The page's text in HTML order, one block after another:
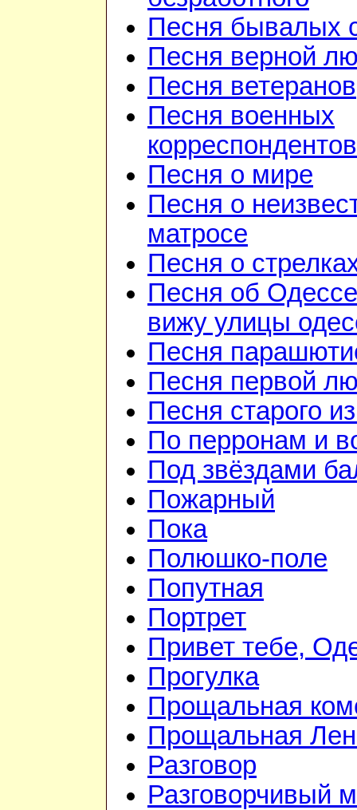
Песня бывалых
Песня верной
Песня ветеранов
Песня военных
корреспондентов
Песня о мире
Песня о
матросе
Песня о
Песня об
вижу улицы
Песня
Песня первой
Песня старого
По перронам и
Под звёздами
Пожарный
Пока
Полюшко-поле
Попутная
Портрет
Привет тебе,
Прогулка
Прощальная
Прощальная
Разговор
Разговорчивый